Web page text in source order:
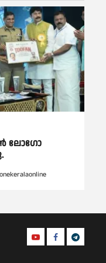
ലോഗോ
YoutubeFacebook